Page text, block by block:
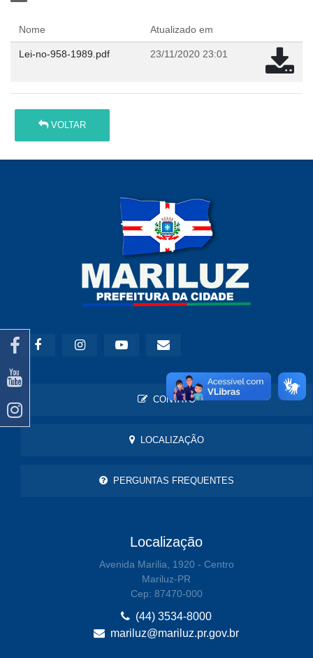
Nome Atualizado em
Lei-no-958-1989.pdf 23/11/2020 23:01
VOLTAR
CONTATO
LOCALIZAÇÃO
PERGUNTAS FREQUENTES
Localização
Avenida Marilia, 1920 - Centro
Mariluz-PR
Cep: 87470-000
(44) 3534-8000
mariluz@mariluz.pr.gov.br